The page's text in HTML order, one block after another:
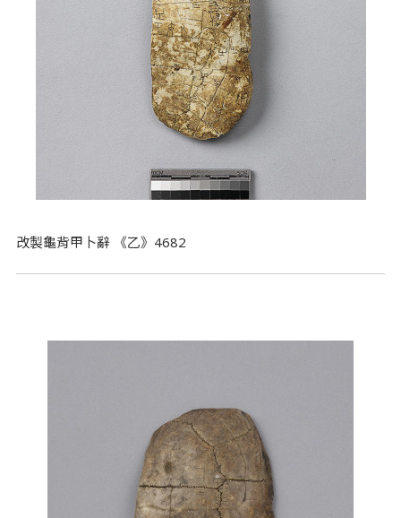
改製龜背甲卜辭 《乙》4682